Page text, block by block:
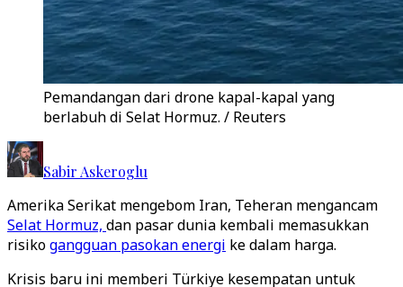
Pemandangan dari drone kapal-kapal yang
berlabuh di Selat Hormuz. / Reuters
Sabir Askeroglu
Amerika Serikat mengebom Iran, Teheran mengancam
Selat Hormuz, dan pasar dunia kembali memasukkan
risikogangguan pasokan energi ke dalam harga.
Krisis baru ini memberi Türkiye kesempatan untuk